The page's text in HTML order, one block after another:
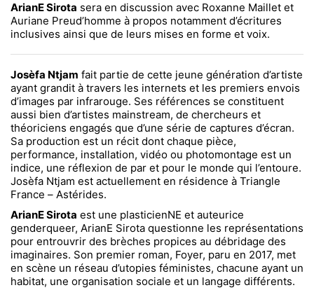
ArianE Sirota sera en discussion avec Roxanne Maillet et
Auriane Preud’homme à propos notamment d’écritures
inclusives ainsi que de leurs mises en forme et voix.
Josèfa Ntjam fait partie de cette jeune génération d’artiste
ayant grandit à travers les internets et les premiers envois
d’images par infrarouge. Ses références se constituent
aussi bien d’artistes mainstream, de chercheurs et
théoriciens engagés que d’une série de captures d’écran.
Sa production est un récit dont chaque pièce,
performance, installation, vidéo ou photomontage est un
indice, une réflexion de par et pour le monde qui l’entoure.
Josèfa Ntjam est actuellement en résidence à Triangle
France – Astérides.
ArianE Sirota est une plasticienNE et auteurice
genderqueer, ArianE Sirota questionne les représentations
pour entrouvrir des brèches propices au débridage des
imaginaires. Son premier roman, Foyer, paru en 2017, met
en scène un réseau d’utopies féministes, chacune ayant un
habitat, une organisation sociale et un langage différents.